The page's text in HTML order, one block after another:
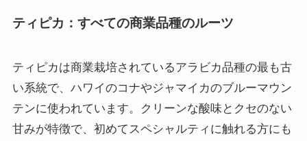
ティピカ：すべての商業品種のルーツ
ティピカは商業栽培されているアラビカ品種の最も古
い系統で、ハワイのコナやジャマイカのブルーマウン
テンに使われています。クリーンな酸味とクセのない
甘みが特徴で、初めてスペシャルティに触れる方にも